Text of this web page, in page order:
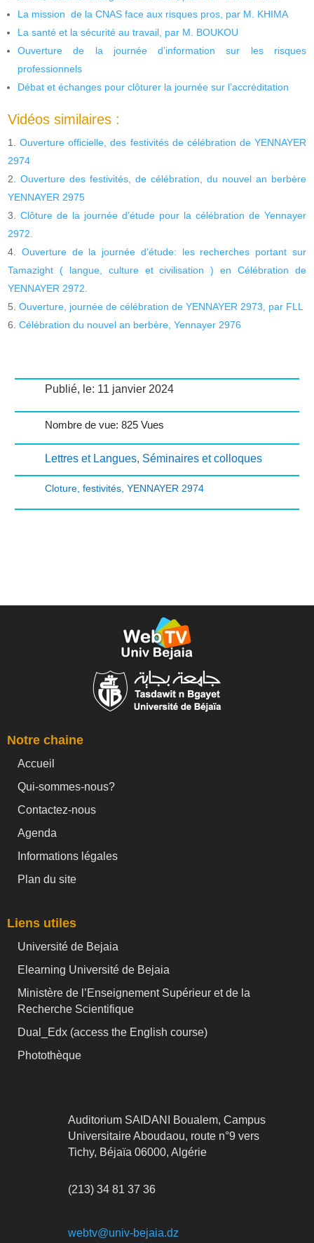
La mission de la CNAS face aux risques pros, par M. KHIMA
La santé et la sécurité au travail, par M. BOUKOU
Ouverture de la journée d’information sur les risques
professionnels
Débat et échanges pour clôturer la journée sur l’accréditation
Vidéos similaires :
Ouverture officielle, des festivités de célébration de YENNAYER
2974
Ouverture des festivités, de célébration, du nouvel an berbère
YENNAYER 2975
Clôture de la journée d’étude pour la célébration de Yennayer
2972.
Ouverture de la journée d’étude: les recherches portant sur
Tamazight ( langue, culture et civilisation ) en Célébration de
YENNAYER 2972.
Ouverture, journée de célébration de YENNAYER 2973, par FLL
Célébration du nouvel an berbère, Yennayer 2976
Publié, le: 11 janvier 2024
Nombre de vue: 825 Vues
Lettres et Langues, Séminaires et colloques
Cloture, festivités, YENNAYER 2974
Notre chaine
Accueil
Qui-sommes-nous?
Contactez-nous
Agenda
Informations légales
Plan du site
Liens utiles
Université de Bejaia
Elearning Université de Bejaia
Ministère de l’Enseignement Supérieur et de la
Recherche Scientifique
Dual_Edx (access the English course)
Photothèque
Auditorium SAIDANI Boualem, Campus
Universitaire Aboudaou, route n°9 vers
Tichy, Béjaïa 06000, Algérie
(213) 34 81 37 36
webtv@univ-bejaia.dz